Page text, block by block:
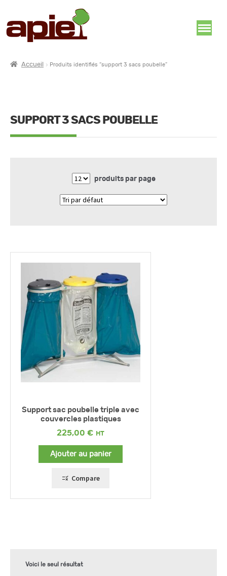
Accueil Produits identifiés “support 3 sacs poubelle”
SUPPORT 3 SACS POUBELLE
produits par page
Support sac poubelle triple avec
couvercles plastiques
225,00 €
Ajouter au panier
Compare
Voici le seul résultat